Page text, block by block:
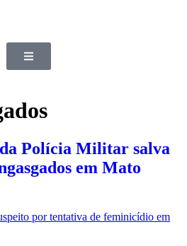
Polícia Militar salva
em Mato